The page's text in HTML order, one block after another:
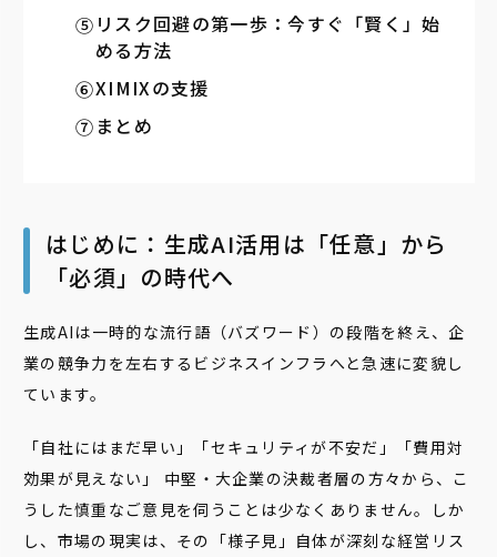
リスク回避の第一歩：今すぐ「賢く」始
める方法
XIMIXの支援
まとめ
はじめに：生成AI活用は「任意」から
「必須」の時代へ
生成AIは一時的な流行語（バズワード）の段階を終え、企
業の競争力を左右するビジネスインフラへと急速に変貌し
ています。
「自社にはまだ早い」「セキュリティが不安だ」「費用対
効果が見えない」 中堅・大企業の決裁者層の方々から、こ
うした慎重なご意見を伺うことは少なくありません。しか
し、市場の現実は、その「様子見」自体が深刻な経営リス